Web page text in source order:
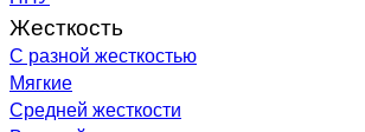
Жесткость
С разной жесткостью
Мягкие
Средней жесткости